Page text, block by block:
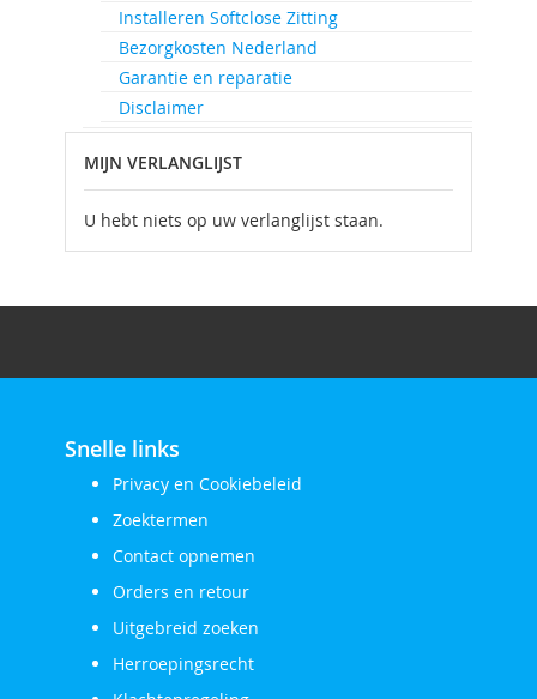
Installeren Softclose Zitting
Bezorgkosten Nederland
Garantie en reparatie
Disclaimer
MIJN VERLANGLIJST
U hebt niets op uw verlanglijst staan.
Snelle links
Privacy en Cookiebeleid
Zoektermen
Contact opnemen
Orders en retour
Uitgebreid zoeken
Herroepingsrecht